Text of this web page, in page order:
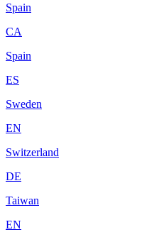
Spain
CA
Spain
ES
Sweden
EN
Switzerland
DE
Taiwan
EN